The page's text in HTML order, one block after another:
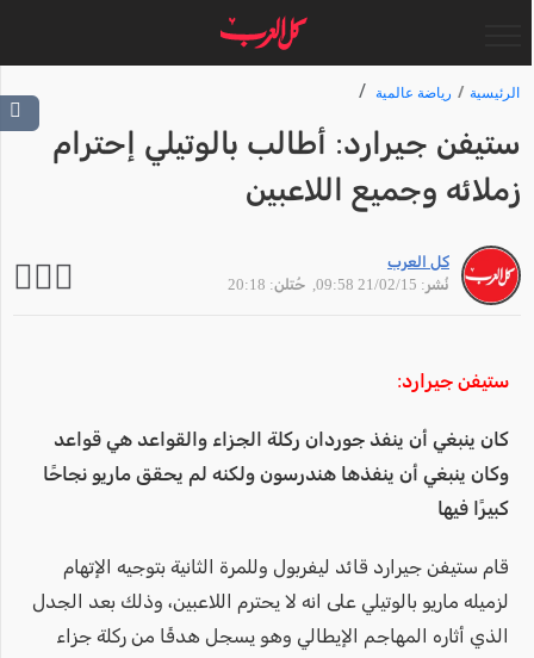
الرئيسية رياضة عالمية
ستيفن جيرارد: أطالب بالوتيلي إحترام
زملائه وجميع اللاعبين
كل العرب
نُشر: 21/02/15 09:58
, حُتلن: 20:18
ستيفن جيرارد:
كان ينبغي أن ينفذ جوردان ركلة الجزاء والقواعد هي قواعد
وكان ينبغي أن ينفذها هندرسون ولكنه لم يحقق ماريو نجاحًا
كبيرًا فيها
قام ستيفن جيرارد قائد ليفربول وللمرة الثانية بتوجيه الإتهام
لزميله ماريو بالوتيلي على انه لا يحترم اللاعبين، وذلك بعد الجدل
الذي أثاره المهاجم الإيطالي وهو يسجل هدفًا من ركلة جزاء